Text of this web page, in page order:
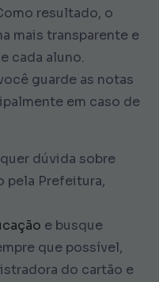
resultado, o
mais transparente e
cada aluno.
guarde as notas
em caso de
dúvida sobre
pela Prefeitura,
e busque
que possível,
do cartão e